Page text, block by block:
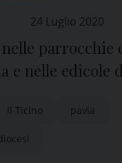
24 Luglio 2020
parrocchie
e nelle edicole
Il Ticino pavia